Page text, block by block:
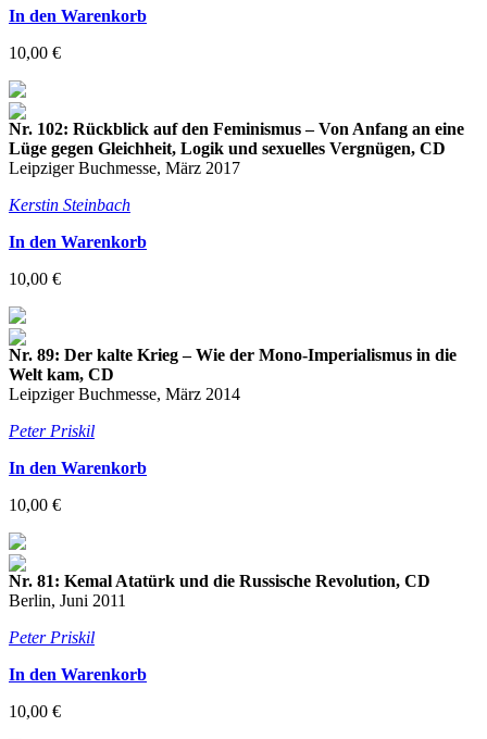
In den Warenkorb
10,00 €
Nr. 102: Rückblick auf den Feminismus – Von Anfang an eine
Lüge gegen Gleichheit, Logik und sexuelles Vergnügen, CD
Leipziger Buchmesse, März 2017
Kerstin Steinbach
In den Warenkorb
10,00 €
Nr. 89: Der kalte Krieg – Wie der Mono-Imperialismus in die
Welt kam, CD
Leipziger Buchmesse, März 2014
Peter Priskil
In den Warenkorb
10,00 €
Nr. 81: Kemal Atatürk und die Russische Revolution, CD
Berlin, Juni 2011
Peter Priskil
In den Warenkorb
10,00 €